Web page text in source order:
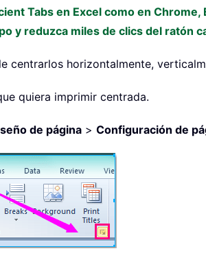
Tabs en Excel como en Chrome,
y reduzca miles de clics del ratón
centrarlos horizontalmente,
quiera imprimir centrada.
de página > Configuración de